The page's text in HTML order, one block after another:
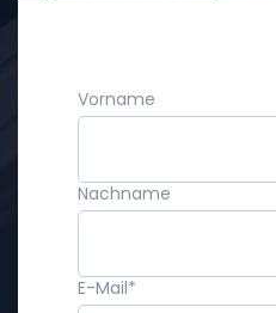
Vorname
Nachname
E-Mail*